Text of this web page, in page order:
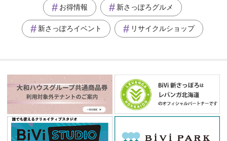
お得情報 新さっぽろグルメ
新さっぽろイベント リサイクルショップ